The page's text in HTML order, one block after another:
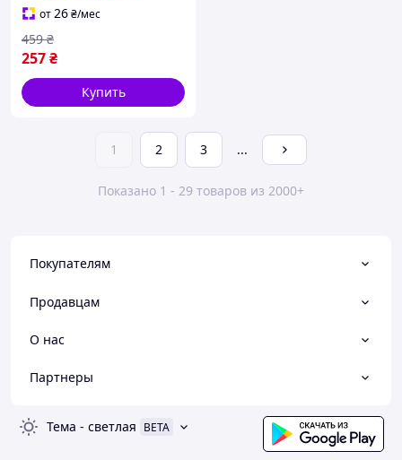
от26₴/мес
257₴
459 ₴
Купить
1 2 3 ...
Показано 1 - 29 товаров из 2000+
Покупателям
Продавцам
О нас
Партнеры
Тема - светлая BETA